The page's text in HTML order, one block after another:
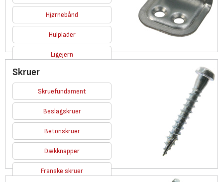
Hjørnebånd
Hulplader
Ligejern
Se alle
Skruer
Skruefundament
Beslagskruer
Betonskruer
Dækknapper
Franske skruer